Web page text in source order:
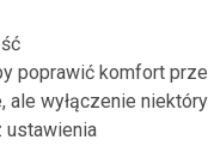
poprawić komfort
wyłączenie
ustawienia